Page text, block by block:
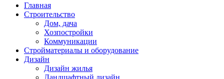
Главная
Строительство
Дом, дача
Хозпостройки
Коммуникации
Стройматериалы и оборудование
Дизайн
Дизайн жилья
Ландшафтный дизайн